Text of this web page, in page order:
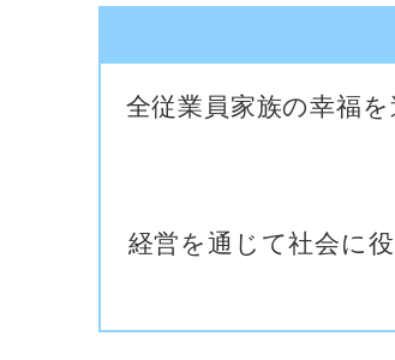
全従業員家族の幸福
経営を通じて社会に